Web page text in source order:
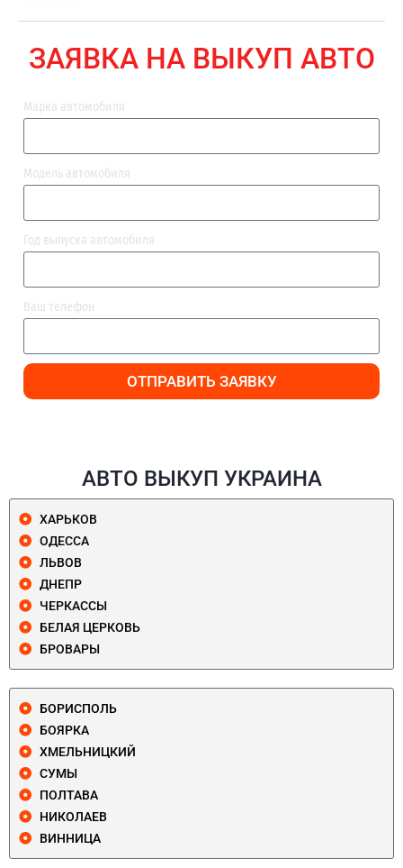
ЗАЯВКА НА ВЫКУП АВТО
Марка автомобиля
Модель автомобиля
Год выпуска автомобиля
Ваш телефон
ОТПРАВИТЬ ЗАЯВКУ
АВТО ВЫКУП УКРАИНА
ХАРЬКОВ
ОДЕССА
ЛЬВОВ
ДНЕПР
ЧЕРКАССЫ
БЕЛАЯ ЦЕРКОВЬ
БРОВАРЫ
БОРИСПОЛЬ
БОЯРКА
ХМЕЛЬНИЦКИЙ
СУМЫ
ПОЛТАВА
НИКОЛАЕВ
ВИННИЦА